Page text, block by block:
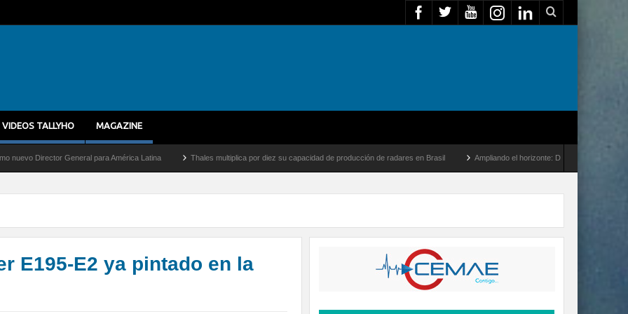
VIDEOS TALLYHO MAGAZINE
para América Latina Thales multiplica por diez su capacidad de producción de radares en Brasil Ampliando el horizonte: Dentro del vuelo de desarrollo más largo
E195-E2 ya pintado en la